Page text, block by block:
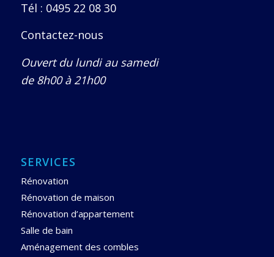
Tél : 0495 22 08 30
Contactez-nous
Ouvert du lundi au samedi
de 8h00 à 21h00
SERVICES
Rénovation
Rénovation de maison
Rénovation d’appartement
Salle de bain
Aménagement des combles